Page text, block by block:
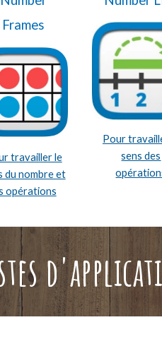
Frames
travailler le
du nombre et
opérations
Pour
sens des